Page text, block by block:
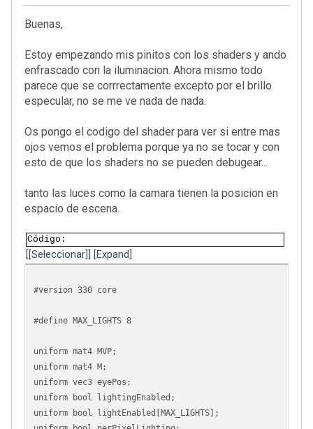
Buenas,
Estoy empezando mis pinitos con los shaders y ando
enfrascado con la iluminacion. Ahora mismo todo
parece que se corrrectamente excepto por el brillo
especular, no se me ve nada de nada.
Os pongo el codigo del shader para ver si entre mas
ojos vemos el problema porque ya no se tocar y con
esto de que los shaders no se pueden debugear...
tanto las luces como la camara tienen la posicion en
espacio de escena.
Código
[Seleccionar] Expand
#version 330 core
#define MAX_LIGHTS 8
uniform mat4 MVP;
uniform mat4 M;
uniform vec3 eyePos;
uniform bool lightingEnabled;
uniform bool lightEnabled[MAX_LIGHTS];